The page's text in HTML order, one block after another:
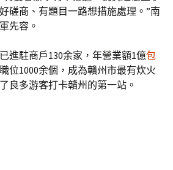
磋商、有題目一路想措施處理。”南
先容。
進駐商戶130余家，年營業額1億包
位1000余個，成為贛州市最有炊火
良多游客打卡贛州的第一站。